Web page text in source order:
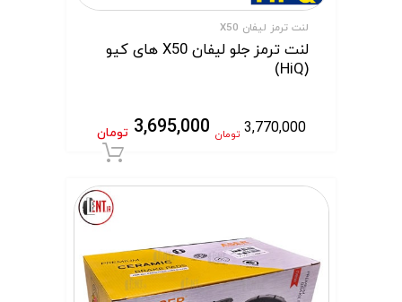
لنت ترمز لیفان X50
لنت ترمز جلو لیفان X50 های کیو
(HiQ)
3,770,000 تومان 3,695,000 تومان